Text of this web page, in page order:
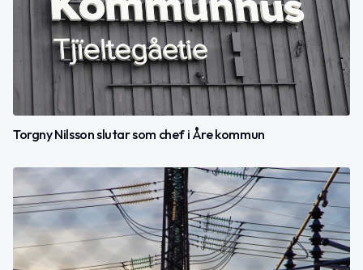
Torgny Nilsson slutar som chef i Åre kommun